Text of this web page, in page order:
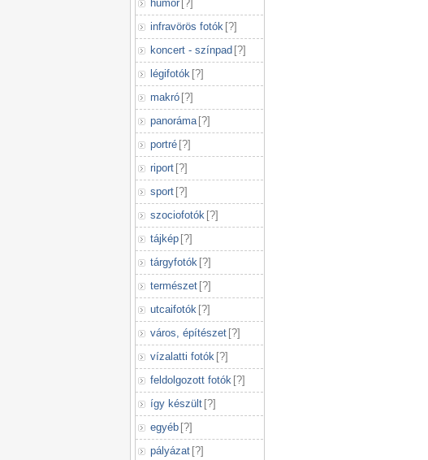
humor [?]
infravörös fotók [?]
koncert - színpad [?]
légifotók [?]
makró [?]
panoráma [?]
portré [?]
riport [?]
sport [?]
szociofotók [?]
tájkép [?]
tárgyfotók [?]
természet [?]
utcaifotók [?]
város, építészet [?]
vízalatti fotók [?]
feldolgozott fotók [?]
így készült [?]
egyéb [?]
pályázat [?]